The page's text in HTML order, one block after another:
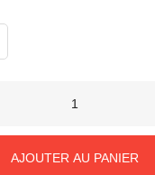
AJOUTER AU PANIER